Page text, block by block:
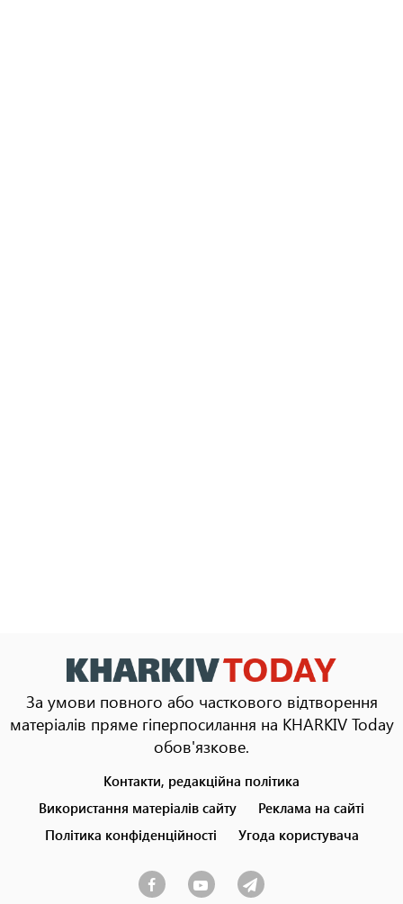
За умови повного або часткового відтворення
матеріалів пряме гіперпосилання на KHARKIV Today
обов'язкове.
menu
Контакти, редакційна політика
Використання матеріалів сайту
Реклама на сайті
Політика конфіденційності
Угода користувача